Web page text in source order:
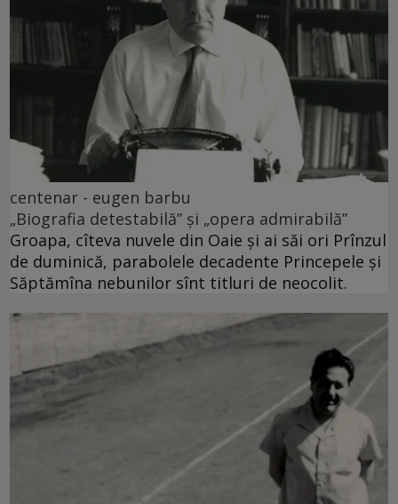
centenar - eugen barbu
„Biografia detestabilă” și „opera admirabilă”
Groapa, cîteva nuvele din Oaie și ai săi ori Prînzul
de duminică, parabolele decadente Princepele și
Săptămîna nebunilor sînt titluri de neocolit.